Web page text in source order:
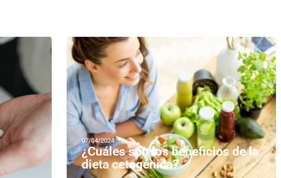
07/04/2024
¿Cuáles son los beneficios de la
dieta cetogénica?